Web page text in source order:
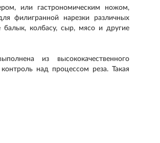
или гастрономическим ножом,
филигранной нарезки различных
колбасу, сыр, мясо и другие
из высококачественного
над процессом реза. Такая